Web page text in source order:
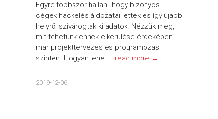
Egyre többször hallani, hogy bizonyos
cégek hackelés áldozatai lettek és így újabb
helyről szivárogtak ki adatok. Nézzük meg,
mit tehetünk ennek elkerülése érdekében
már projekttervezés és programozás
szinten. Hogyan lehet... read more →
2019-12-06